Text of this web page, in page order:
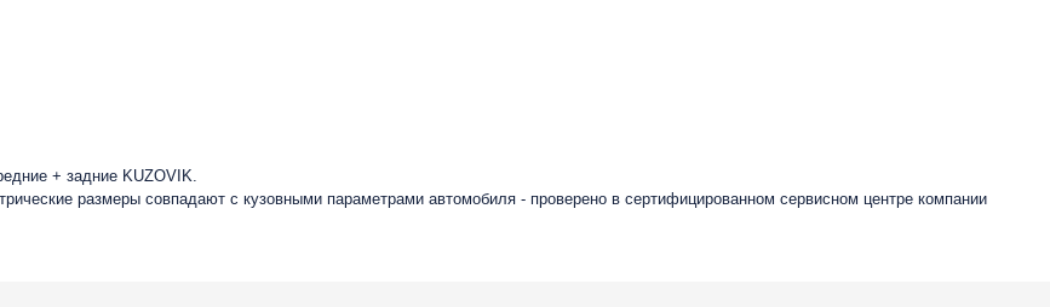
+ задние KUZOVIK.
размеры совпадают с кузовными параметрами автомобиля - проверено в сертифицированном сервисном центре компании